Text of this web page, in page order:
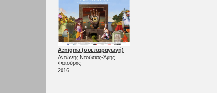
Aenigma (συμπαραγωγή)
Αντώνης Ντούσιας-Άρης
Φατούρος
2016